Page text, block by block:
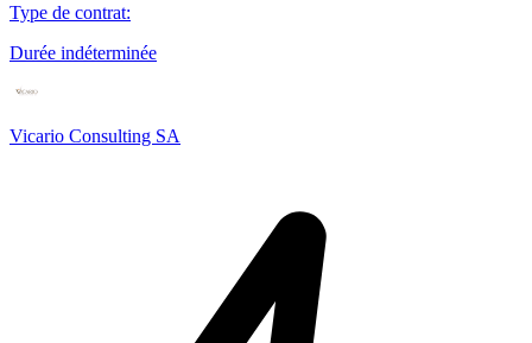
Type de contrat:
Durée indéterminée
Vicario Consulting SA